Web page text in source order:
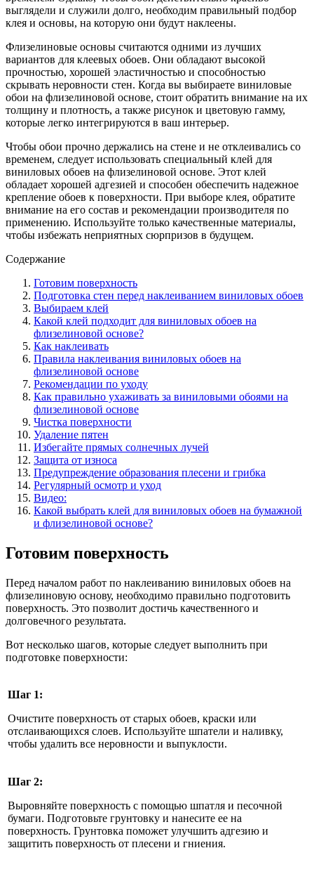
выглядели и служили долго, необходим правильный подбор
клея и основы, на которую они будут наклеены.
Флизелиновые основы считаются одними из лучших
вариантов для клеевых обоев. Они обладают высокой
прочностью, хорошей эластичностью и способностью
скрывать неровности стен. Когда вы выбираете виниловые
обои на флизелиновой основе, стоит обратить внимание на их
толщину и плотность, а также рисунок и цветовую гамму,
которые легко интегрируются в ваш интерьер.
Чтобы обои прочно держались на стене и не отклеивались со
временем, следует использовать специальный клей для
виниловых обоев на флизелиновой основе. Этот клей
обладает хорошей адгезией и способен обеспечить надежное
крепление обоев к поверхности. При выборе клея, обратите
внимание на его состав и рекомендации производителя по
применению. Используйте только качественные материалы,
чтобы избежать неприятных сюрпризов в будущем.
Содержание
Готовим поверхность
Подготовка стен перед наклеиванием виниловых обоев
Выбираем клей
Какой клей подходит для виниловых обоев на
флизелиновой основе?
Как наклеивать
Правила наклеивания виниловых обоев на
флизелиновой основе
Рекомендации по уходу
Как правильно ухаживать за виниловыми обоями на
флизелиновой основе
Чистка поверхности
Удаление пятен
Избегайте прямых солнечных лучей
Защита от износа
Предупреждение образования плесени и грибка
Регулярный осмотр и уход
Видео:
Какой выбрать клей для виниловых обоев на бумажной
и флизелиновой основе?
Готовим поверхность
Перед началом работ по наклеиванию виниловых обоев на
флизелиновую основу, необходимо правильно подготовить
поверхность. Это позволит достичь качественного и
долговечного результата.
Вот несколько шагов, которые следует выполнить при
подготовке поверхности:
Шаг 1:
Очистите поверхность от старых обоев, краски или
отслаивающихся слоев. Используйте шпатели и наливку,
чтобы удалить все неровности и выпуклости.
Шаг 2:
Выровняйте поверхность с помощью шпатля и песочной
бумаги. Подготовьте грунтовку и нанесите ее на
поверхность. Грунтовка поможет улучшить адгезию и
защитить поверхность от плесени и гниения.